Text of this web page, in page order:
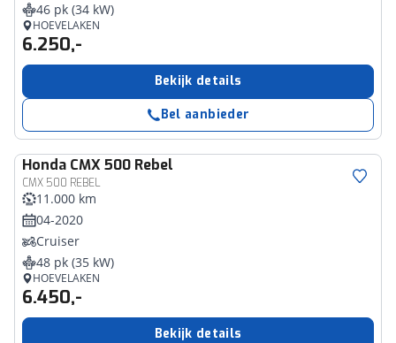
46 pk (34 kW)
HOEVELAKEN
6.250,-
Bekijk details
Bel aanbieder
Honda CMX 500 Rebel
CMX 500 REBEL
11.000 km
04-2020
Cruiser
48 pk (35 kW)
HOEVELAKEN
6.450,-
Bekijk details